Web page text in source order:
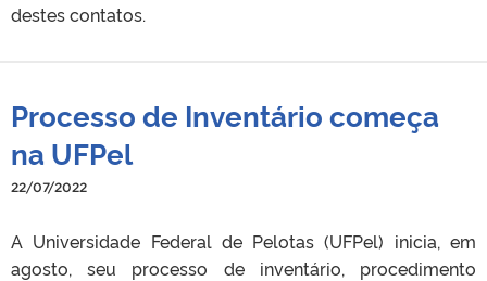
destes contatos.
Processo de Inventário começa
na UFPel
22/07/2022
A Universidade Federal de Pelotas (UFPel) inicia, em
agosto, seu processo de inventário, procedimento